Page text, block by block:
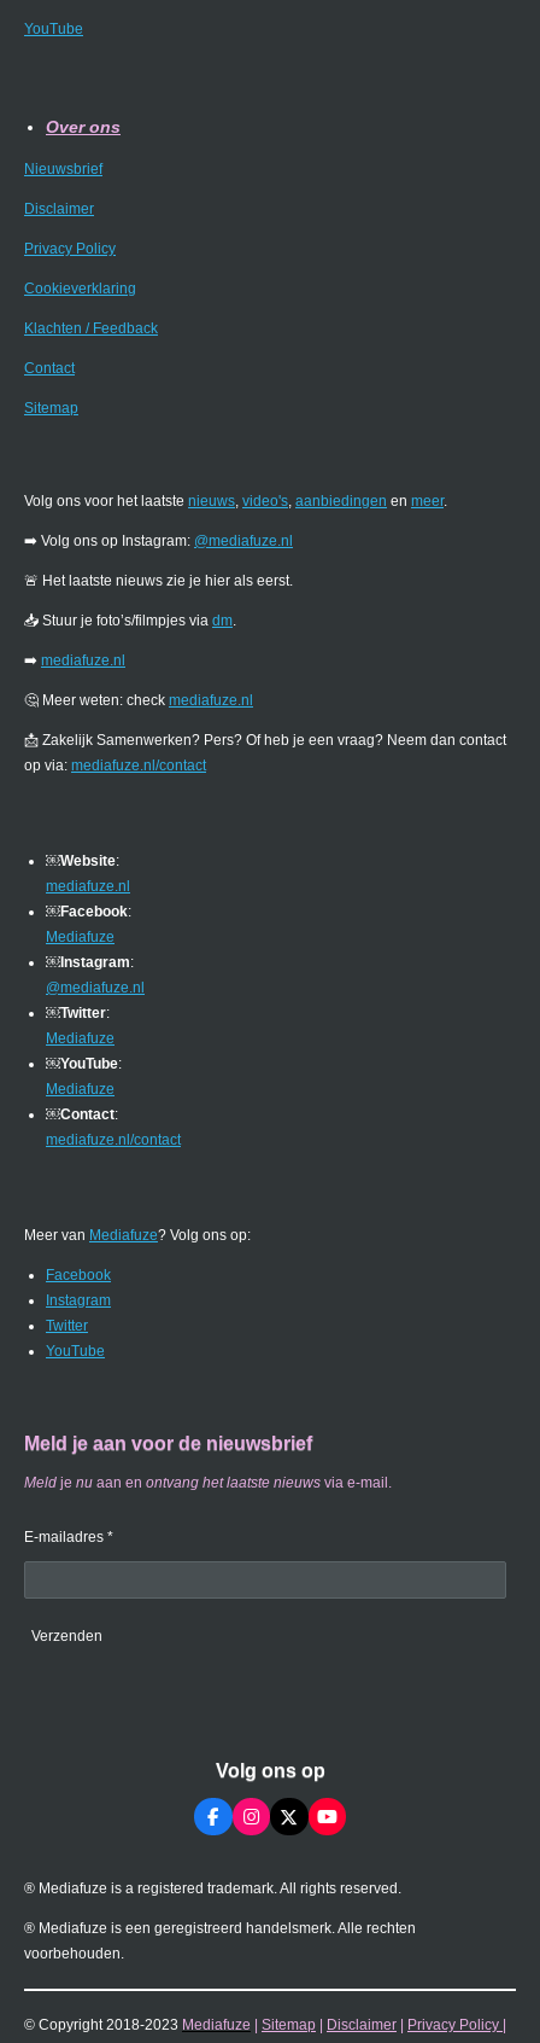
YouTube
Over ons
Nieuwsbrief
Disclaimer
Privacy Policy
Cookieverklaring
Klachten / Feedback
Contact
Sitemap
Volg ons voor het laatste nieuws video's aanbiedingen en meer.
➡️ Volg ons op Instagram: @mediafuze.nl
🚨 Het laatste nieuws zie je hier als eerst.
📥 Stuur je foto’s/filmpjes via dm
➡️ mediafuze.nl
🤔 Meer weten: check mediafuze.nl
📩 Zakelijk Samenwerken? Pers? Of heb je een vraag? Neem dan contact
op via: mediafuze.nl/contact
￼Website:
mediafuze.nl
￼Facebook:
Mediafuze
￼Instagram:
@mediafuze.nl
￼Twitter:
Mediafuze
￼YouTube:
Mediafuze
￼Contact:
mediafuze.nl/contact
Meer van Mediafuze? Volg ons op:
Facebook
Instagram
Twitter
YouTube
Meld je aan voor de nieuwsbrief
Meld je nu aan en ontvang het laatste nieuws via e-mail.
E-mailadres *
Verzenden
Volg ons op
F
a
b
o
I
n
a
r
X
Y
o
u
e
® Mediafuze is a registered trademark. All rights reserved.
® Mediafuze is een geregistreerd handelsmerk. Alle rechten
voorbehouden.
© Copyright 2018-2023 Mediafuze Sitemap Disclaimer Privacy Policy